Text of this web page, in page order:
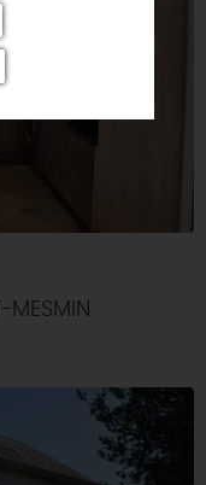
MESMIN